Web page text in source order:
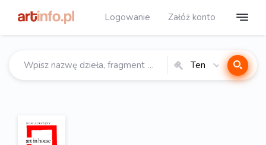
Logowanie Załóż konto
Ten